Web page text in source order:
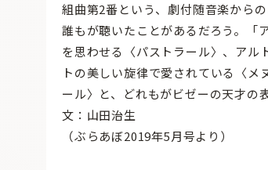
組曲第2番という、劇付随音楽から
誰もが聴いたことがあるだろう。「
を思わせる〈パストラール〉、アル
トの美しい旋律で愛されている〈
ール〉と、どれもがビゼーの天才の
文：山田治生
（ぶらあぼ2019年5月号より）